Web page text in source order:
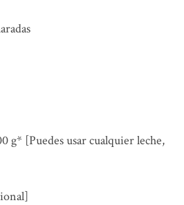
g* [Puedes usar cualquier leche,